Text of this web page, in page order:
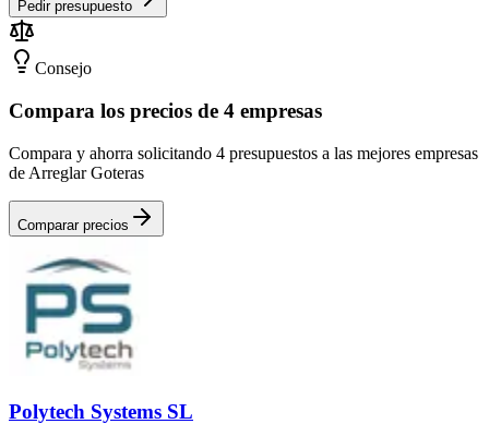
Pedir presupuesto
Consejo
Compara los precios de 4 empresas
Compara y ahorra solicitando 4 presupuestos a las mejores empresas
de Arreglar Goteras
Comparar precios
Polytech Systems SL